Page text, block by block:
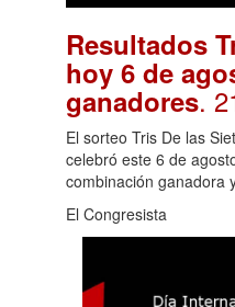
Resultados
hoy 6 de
ganadores.
El sorteo Tris De las
celebró este 6 de
combinación ganadora
El Congresista